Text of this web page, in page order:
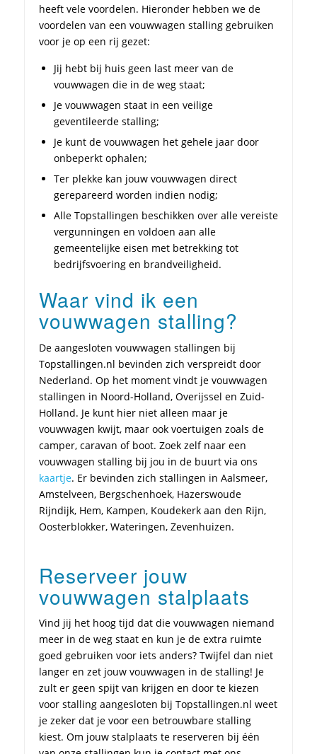
heeft vele voordelen. Hieronder hebben we de
voordelen van een vouwwagen stalling gebruiken
voor je op een rij gezet:
Jij hebt bij huis geen last meer van de
vouwwagen die in de weg staat;
Je vouwwagen staat in een veilige
geventileerde stalling;
Je kunt de vouwwagen het gehele jaar door
onbeperkt ophalen;
Ter plekke kan jouw vouwwagen direct
gerepareerd worden indien nodig;
Alle Topstallingen beschikken over alle vereiste
vergunningen en voldoen aan alle
gemeentelijke eisen met betrekking tot
bedrijfsvoering en brandveiligheid.
Waar vind ik een
vouwwagen stalling?
De aangesloten vouwwagen stallingen bij
Topstallingen.nl bevinden zich verspreidt door
Nederland. Op het moment vindt je vouwwagen
stallingen in Noord-Holland, Overijssel en Zuid-
Holland. Je kunt hier niet alleen maar je
vouwwagen kwijt, maar ook voertuigen zoals de
camper, caravan of boot. Zoek zelf naar een
vouwwagen stalling bij jou in de buurt via ons
kaartje. Er bevinden zich stallingen in Aalsmeer,
Amstelveen, Bergschenhoek, Hazerswoude
Rijndijk, Hem, Kampen, Koudekerk aan den Rijn,
Oosterblokker, Wateringen, Zevenhuizen.
Reserveer jouw
vouwwagen stalplaats
Vind jij het hoog tijd dat die vouwwagen niemand
meer in de weg staat en kun je de extra ruimte
goed gebruiken voor iets anders? Twijfel dan niet
langer en zet jouw vouwwagen in de stalling! Je
zult er geen spijt van krijgen en door te kiezen
voor stalling aangesloten bij Topstallingen.nl weet
je zeker dat je voor een betrouwbare stalling
kiest. Om jouw stalplaats te reserveren bij één